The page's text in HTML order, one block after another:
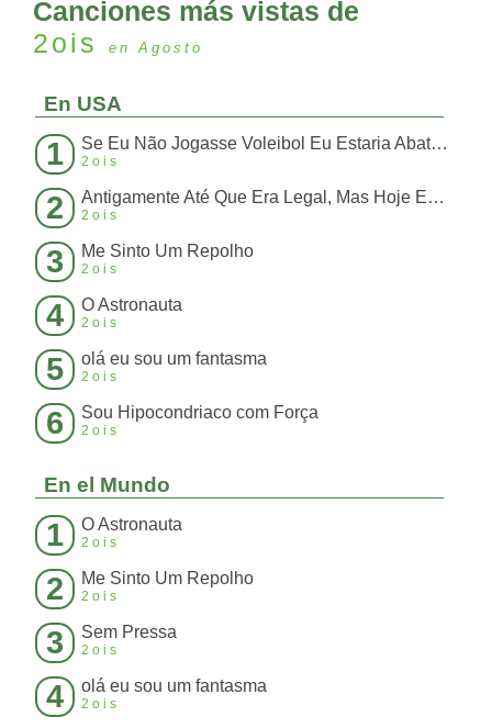
Canciones más vistas de
2ois
en Agosto
En USA
1 Se Eu Não Jogasse Voleibol Eu Estaria Abatendo Boi
2ois
2 Antigamente Até Que Era Legal, Mas Hoje Em Dia Perdeu a Graça
2ois
3 Me Sinto Um Repolho
2ois
4 O Astronauta
2ois
5 olá eu sou um fantasma
2ois
6 Sou Hipocondriaco com Força
2ois
En el Mundo
1 O Astronauta
2ois
2 Me Sinto Um Repolho
2ois
3 Sem Pressa
2ois
4 olá eu sou um fantasma
2ois